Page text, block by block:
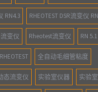
RN4.3 RHEOTEST DSR流变仪
流变仪 Rheotest流变仪 RN 5.1
全自动毛细管粘度
态流变仪 实验室仪器 实验